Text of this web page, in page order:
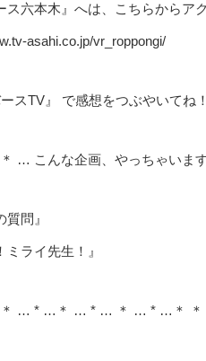
ス六本木』へは、こちらからア
asahi.co.jp/vr_roppongi/
ースTV』 で感想をつぶやいてね！
… こんな企画、やっちゃい
質問』
ミライ先生！』
… * …＊ … * … ＊ … * …＊